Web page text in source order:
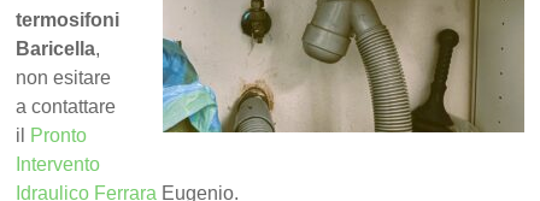
termosifoni
Baricella,
non esitare
a contattare
il Pronto
Intervento
Idraulico Ferrara Eugenio.